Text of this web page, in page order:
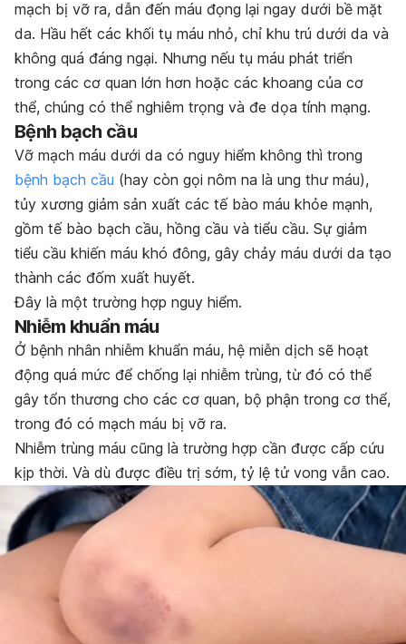
mạch bị vỡ ra, dẫn đến máu đọng lại ngay dưới bề mặt
da. Hầu hết các khối tụ máu nhỏ, chỉ khu trú dưới da và
không quá đáng ngại. Nhưng nếu tụ máu phát triển
trong các cơ quan lớn hơn hoặc các khoang của cơ
thể, chúng có thể nghiêm trọng và đe dọa tính mạng.
Bệnh bạch cầu
Vỡ mạch máu dưới da có nguy hiểm không thì trong
bệnh bạch cầu (hay còn gọi nôm na là ung thư máu),
tủy xương giảm sản xuất các tế bào máu khỏe mạnh,
gồm tế bào bạch cầu, hồng cầu và tiểu cầu. Sự giảm
tiểu cầu khiến máu khó đông, gây chảy máu dưới da tạo
thành các đốm xuất huyết.
Đây là một trường hợp nguy hiểm.
Nhiễm khuẩn máu
Ở bệnh nhân nhiễm khuẩn máu, hệ miễn dịch sẽ hoạt
động quá mức để chống lại nhiễm trùng, từ đó có thể
gây tổn thương cho các cơ quan, bộ phận trong cơ thể,
trong đó có mạch máu bị vỡ ra.
Nhiễm trùng máu cũng là trường hợp cần được cấp cứu
kịp thời. Và dù được điều trị sớm, tỷ lệ tử vong vẫn cao.